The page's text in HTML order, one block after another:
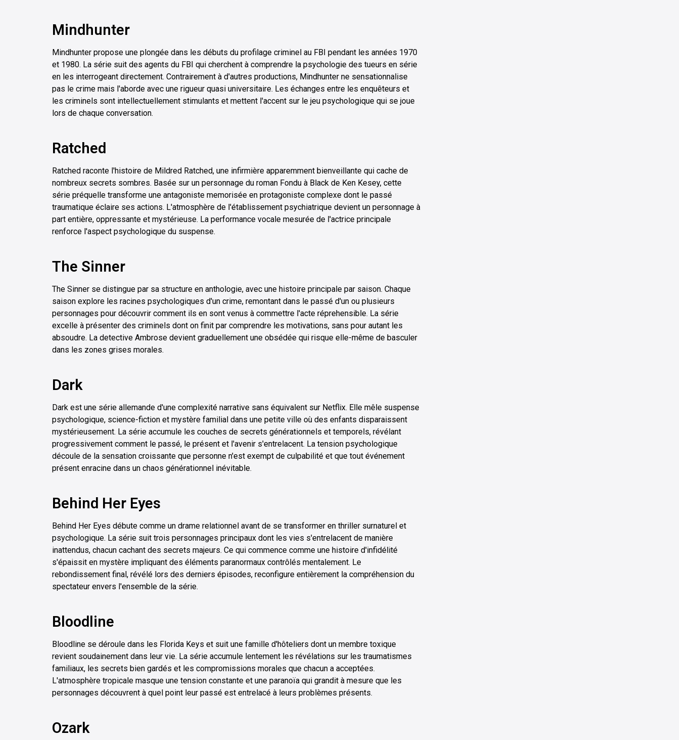
Mindhunter
Mindhunter propose une plongée dans les débuts du profilage criminel au FBI pendant les années 1970
et 1980. La série suit des agents du FBI qui cherchent à comprendre la psychologie des tueurs en série
en les interrogeant directement. Contrairement à d'autres productions, Mindhunter ne sensationnalise
pas le crime mais l'aborde avec une rigueur quasi universitaire. Les échanges entre les enquêteurs et
les criminels sont intellectuellement stimulants et mettent l'accent sur le jeu psychologique qui se joue
lors de chaque conversation.
Ratched
Ratched raconte l'histoire de Mildred Ratched, une infirmière apparemment bienveillante qui cache de
nombreux secrets sombres. Basée sur un personnage du roman Fondu à Black de Ken Kesey, cette
série préquelle transforme une antagoniste memorisée en protagoniste complexe dont le passé
traumatique éclaire ses actions. L'atmosphère de l'établissement psychiatrique devient un personnage à
part entière, oppressante et mystérieuse. La performance vocale mesurée de l'actrice principale
renforce l'aspect psychologique du suspense.
The Sinner
The Sinner se distingue par sa structure en anthologie, avec une histoire principale par saison. Chaque
saison explore les racines psychologiques d'un crime, remontant dans le passé d'un ou plusieurs
personnages pour découvrir comment ils en sont venus à commettre l'acte réprehensible. La série
excelle à présenter des criminels dont on finit par comprendre les motivations, sans pour autant les
absoudre. La detective Ambrose devient graduellement une obsédée qui risque elle-même de basculer
dans les zones grises morales.
Dark
Dark est une série allemande d'une complexité narrative sans équivalent sur Netflix. Elle mêle suspense
psychologique, science-fiction et mystère familial dans une petite ville où des enfants disparaissent
mystérieusement. La série accumule les couches de secrets générationnels et temporels, révélant
progressivement comment le passé, le présent et l'avenir s'entrelacent. La tension psychologique
découle de la sensation croissante que personne n'est exempt de culpabilité et que tout événement
présent enracine dans un chaos générationnel inévitable.
Behind Her Eyes
Behind Her Eyes débute comme un drame relationnel avant de se transformer en thriller surnaturel et
psychologique. La série suit trois personnages principaux dont les vies s'entrelacent de manière
inattendus, chacun cachant des secrets majeurs. Ce qui commence comme une histoire d'infidélité
s'épaissit en mystère impliquant des éléments paranormaux contrôlés mentalement. Le
rebondissement final, révélé lors des derniers épisodes, reconfigure entièrement la compréhension du
spectateur envers l'ensemble de la série.
Bloodline
Bloodline se déroule dans les Florida Keys et suit une famille d'hôteliers dont un membre toxique
revient soudainement dans leur vie. La série accumule lentement les révélations sur les traumatismes
familiaux, les secrets bien gardés et les compromissions morales que chacun a acceptées.
L'atmosphère tropicale masque une tension constante et une paranoïa qui grandit à mesure que les
personnages découvrent à quel point leur passé est entrelacé à leurs problèmes présents.
Ozark